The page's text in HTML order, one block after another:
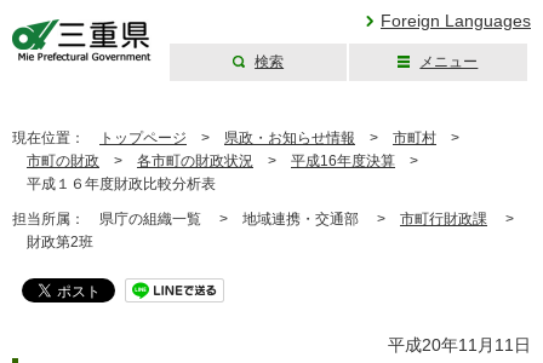
Foreign Languages
検索 メニュー
現在位置： トップページ > 県政・お知らせ情報 > 市町村 >
市町の財政 > 各市町の財政状況 > 平成16年度決算 >
平成１６年度財政比較分析表
担当所属： 県庁の組織一覧 > 地域連携・交通部 > 市町行財政課 >
財政第2班
平成20年11月11日